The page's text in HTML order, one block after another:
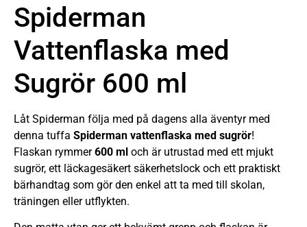
Spiderman
Vattenflaska med
Sugrör 600 ml
Låt Spiderman följa med på dagens alla äventyr med
denna tuffa Spiderman vattenflaska med sugrör!
Flaskan rymmer600 ml och är utrustad med ett mjukt
sugrör, ett läckagesäkert säkerhetslock och ett praktiskt
bärhandtag som gör den enkel att ta med till skolan,
träningen eller utflykten.